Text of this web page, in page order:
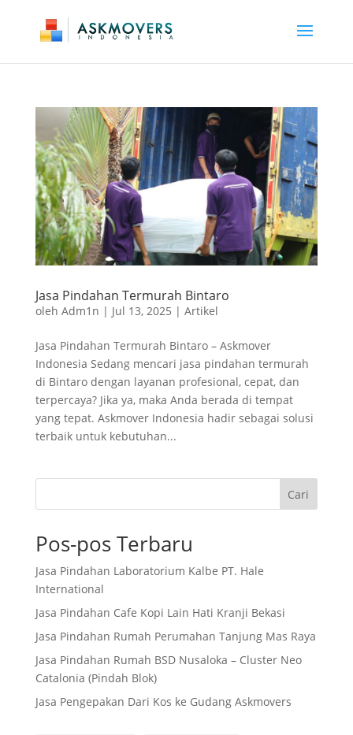
Jasa Pindahan Termurah Bintaro
oleh Adm1n | Jul 13, 2025 | Artikel
Jasa Pindahan Termurah Bintaro – Askmover
Indonesia Sedang mencari jasa pindahan termurah
di Bintaro dengan layanan profesional, cepat, dan
terpercaya? Jika ya, maka Anda berada di tempat
yang tepat. Askmover Indonesia hadir sebagai solusi
terbaik untuk kebutuhan...
Cari
Pos-pos Terbaru
Jasa Pindahan Laboratorium Kalbe PT. Hale
International
Jasa Pindahan Cafe Kopi Lain Hati Kranji Bekasi
Jasa Pindahan Rumah Perumahan Tanjung Mas Raya
Jasa Pindahan Rumah BSD Nusaloka – Cluster Neo
Catalonia (Pindah Blok)
Jasa Pengepakan Dari Kos ke Gudang Askmovers